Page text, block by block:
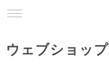
ウェブショップ